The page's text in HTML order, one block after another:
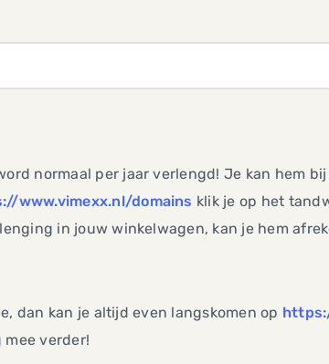
normaal per jaar verlengd! Je kan hem
www.vimexx.nl/domains klik je op het
in jouw winkelwagen, kan je hem
dan kan je altijd even langskomen op
mee verder!